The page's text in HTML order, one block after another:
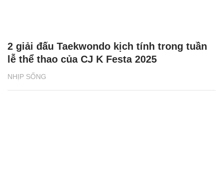
NHỊP SỐNG
2 giải đấu Taekwondo kịch tính trong tuần
lễ thể thao của CJ K Festa 2025